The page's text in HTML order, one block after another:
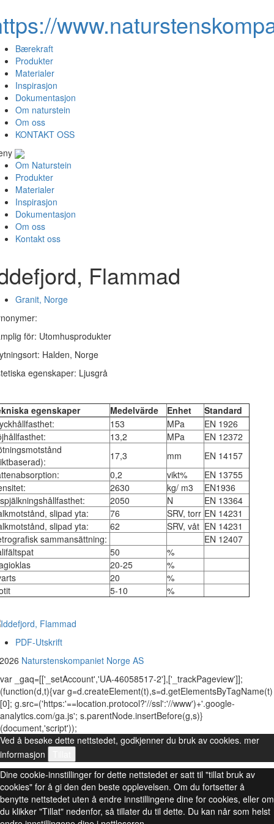
Bærekraft
Produkter
Materialer
Inspirasjon
Dokumentasjon
Om naturstein
Om oss
KONTAKT OSS
Om Naturstein
Produkter
Materialer
Inspirasjon
Dokumentasjon
Om oss
Kontakt oss
Flammad
Granit, Norge
för: Utomhusprodukter
Halden, Norge
egenskaper: Ljusgrå
egenskaper Medelvärde Enhet
Standard
153 MPa
EN 1926
13,2 MPa
EN 12372
17,3 mm
EN 14157
0,2 vikt%
EN 13755
2630 kg/ m3
EN1936
2050 N
EN 13364
slipad yta:
76 SRV, torr EN 14231
slipad yta:
62 SRV, våt EN 14231
sammansättning:
EN 12407
50
%
20-25
%
20
%
5-10 %
PDF-Utskrift
Naturstenskompaniet Norge AS
var _gaq=[['_setAccount','UA-46058517-2'],['_trackPageview']];
(function(d,t){var g=d.createElement(t),s=d.getElementsByTagName(t)
[0]; g.src=('https:'==location.protocol?'//ssl':'//www')+'.google-
analytics.com/ga.js'; s.parentNode.insertBefore(g,s)}
(document,'script'));
Ved å besøke dette nettstedet, godkjenner du bruk av cookies. mer
informasjon
Dine cookie-innstillinger for dette nettstedet er satt til "tillat bruk av
cookies" for å gi den den beste opplevelsen. Om du fortsetter å
benytte nettstedet uten å endre innstillingene dine for cookies, eller om
du klikker "Tillat" nedenfor, så tillater du til dette. Du kan når som helst